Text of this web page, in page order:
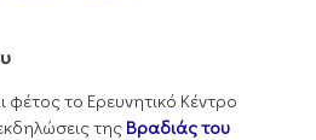
το Ερευνητικό Κέντρο
της Βραδιάς του